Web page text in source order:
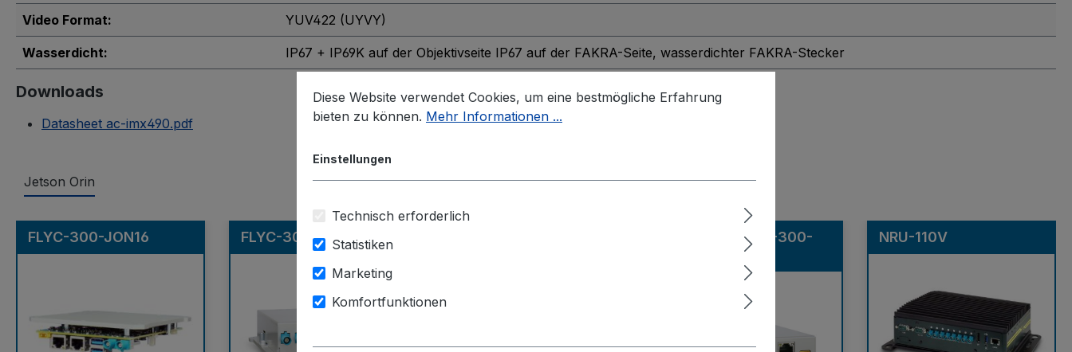
Video Format: YUV422 (UYVY)
Wasserdicht: IP67 + IP69K auf der Objektivseite IP67 auf der FAKRA-Seite, wasserdichter FAKRA-Stecker
Downloads
Datasheet ac-imx490.pdf
Jetson Orin
Produktgalerie überspringen
FLYC-300-JON16 FLYC-300-EC-JON8
FLYC-300FLYC-300-
NRU-110V
Diese Website verwendet Cookies, um eine bestmögliche Erfahrung
bieten zu können. Mehr Informationen ...
Einstellungen
Technisch erforderlich
Statistiken
Marketing
Komfortfunktionen